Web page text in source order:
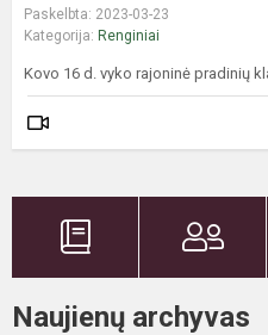
Paskelbta: 2023-03-23
Kategorija: Renginiai
Kovo 16 d. vyko rajoninė pradinių
Naujienų archyvas